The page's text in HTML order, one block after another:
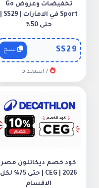
تخفيضات وعروض Go
حتى 50%
SS29
كود خصم ديكاتلون مصر
2026 | CEG | حتى 75% لكل
الاقسام